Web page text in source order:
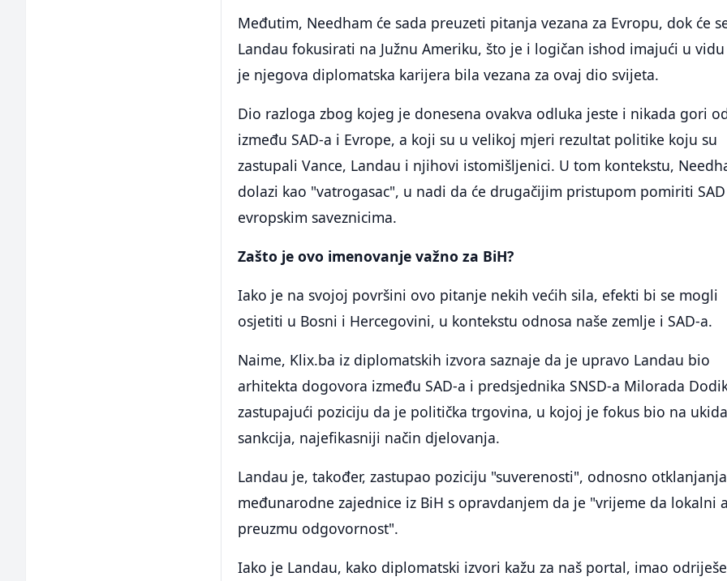
Međutim, Needham će sada preuzeti pitanja vezana za Evropu, dok će
Landau fokusirati na Južnu Ameriku, što je i logičan ishod imajući u
je njegova diplomatska karijera bila vezana za ovaj dio svijeta.
Dio razloga zbog kojeg je donesena ovakva odluka jeste i nikada gori
između SAD-a i Evrope, a koji su u velikoj mjeri rezultat politike koju su
zastupali Vance, Landau i njihovi istomišljenici. U tom kontekstu,
dolazi kao "vatrogasac", u nadi da će drugačijim pristupom pomiriti
evropskim saveznicima.
Zašto je ovo imenovanje važno za BiH?
Iako je na svojoj površini ovo pitanje nekih većih sila, efekti bi se mogli
osjetiti u Bosni i Hercegovini, u kontekstu odnosa naše zemlje i SAD-a.
Naime, Klix.ba iz diplomatskih izvora saznaje da je upravo Landau bio
arhitekta dogovora između SAD-a i predsjednika SNSD-a Milorada
zastupajući poziciju da je politička trgovina, u kojoj je fokus bio na
sankcija, najefikasniji način djelovanja.
Landau je, također, zastupao poziciju "suverenosti", odnosno otklanjanja
međunarodne zajednice iz BiH s opravdanjem da je "vrijeme da lokalni
preuzmu odgovornost".
Iako je Landau, kako diplomatski izvori kažu za naš portal, imao